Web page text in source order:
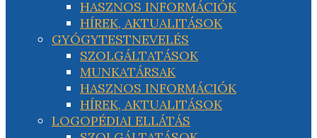
HASZNOS INFORMÁCIÓK
HÍREK, AKTUALITÁSOK
GYÓGYTESTNEVELÉS
SZOLGÁLTATÁSOK
MUNKATÁRSAK
HASZNOS INFORMÁCIÓK
HÍREK, AKTUALITÁSOK
LOGOPÉDIAI ELLÁTÁS